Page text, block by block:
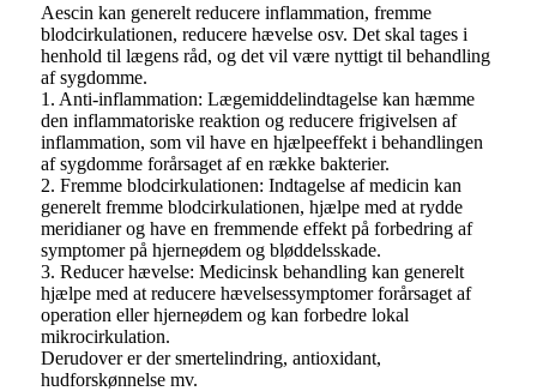
Aescin kan generelt reducere inflammation, fremme
blodcirkulationen, reducere hævelse osv. Det skal tages i
henhold til lægens råd, og det vil være nyttigt til behandling
af sygdomme.
1. Anti-inflammation: Lægemiddelindtagelse kan hæmme
den inflammatoriske reaktion og reducere frigivelsen af ​​
inflammation, som vil have en hjælpeeffekt i behandlingen
af ​​sygdomme forårsaget af en række bakterier.
2. Fremme blodcirkulationen: Indtagelse af medicin kan
generelt fremme blodcirkulationen, hjælpe med at rydde
meridianer og have en fremmende effekt på forbedring af
symptomer på hjerneødem og bløddelsskade.
3. Reducer hævelse: Medicinsk behandling kan generelt
hjælpe med at reducere hævelsessymptomer forårsaget af
operation eller hjerneødem og kan forbedre lokal
mikrocirkulation.
Derudover er der smertelindring, antioxidant,
hudforskønnelse mv.